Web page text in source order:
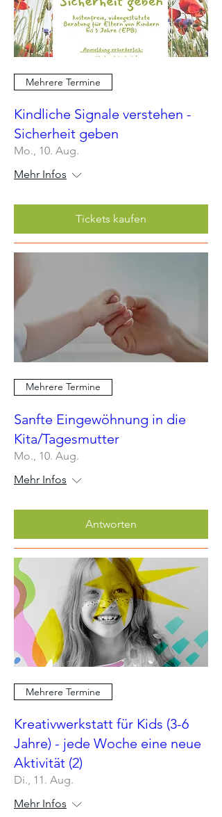
Mehrere Termine
Kindliche Signale verstehen -
Sicherheit geben
Mo., 10. Aug.
Mehr Infos
Tickets kaufen
Mehrere Termine
Sanfte Eingewöhnung in die
Kita/Tagesmutter
Mo., 10. Aug.
Mehr Infos
Antworten
Mehrere Termine
Kreativwerkstatt für Kids (3-6
Jahre) - jede Woche eine neue
Aktivität (2)
Di., 11. Aug.
Mehr Infos